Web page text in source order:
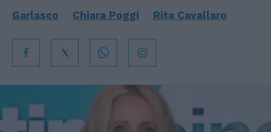
Garlasco Chiara Poggi Rita Cavallaro